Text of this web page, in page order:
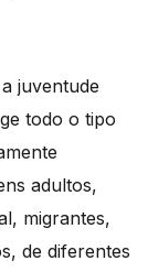
juventude
todo o tipo
adultos,
migrantes,
de diferentes